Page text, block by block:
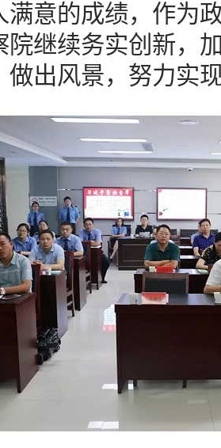
满意的成绩，作为
院继续务实创新，
做出风景，努力实